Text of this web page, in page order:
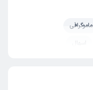
ماموگرافی
اسهال